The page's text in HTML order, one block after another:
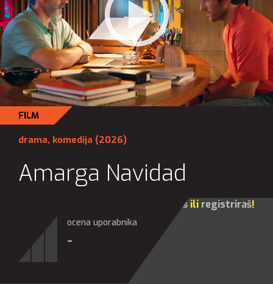
FILM
drama, komedija (2026)
Amarga Navidad
prijaviš ili registriraš!
ocena uporabnika
-